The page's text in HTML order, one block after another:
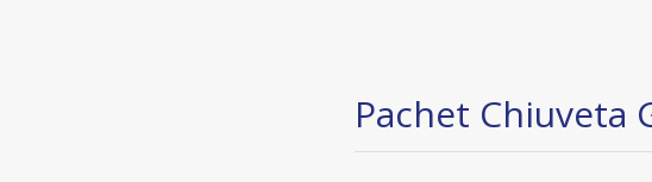
Pachet Chiuveta